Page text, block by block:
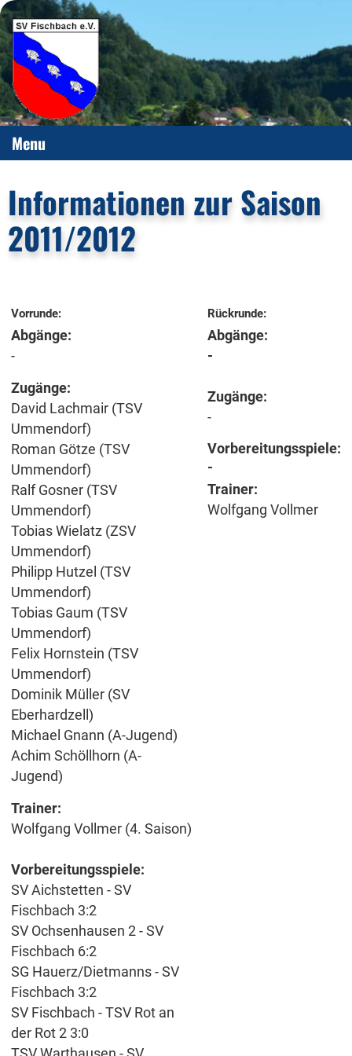
Menu
Informationen zur Saison
2011/2012
Vorrunde:
Abgänge:
-
Zugänge:
David Lachmair (TSV
Ummendorf)
Roman Götze (TSV
Ummendorf)
Ralf Gosner (TSV
Ummendorf)
Tobias Wielatz (ZSV
Ummendorf)
Philipp Hutzel (TSV
Ummendorf)
Tobias Gaum (TSV
Ummendorf)
Felix Hornstein (TSV
Ummendorf)
Dominik Müller (SV
Eberhardzell)
Michael Gnann (A-Jugend)
Achim Schöllhorn (A-
Jugend)
Trainer:
Wolfgang Vollmer (4. Saison)
Vorbereitungsspiele:
SV Aichstetten - SV
Fischbach 3:2
SV Ochsenhausen 2 - SV
Fischbach 6:2
SG Hauerz/Dietmanns - SV
Fischbach 3:2
SV Fischbach - TSV Rot an
der Rot 2 3:0
Rückrunde:
Abgänge:
-
Zugänge:
-
Vorbereitungsspiele:
-
Trainer:
Wolfgang Vollmer